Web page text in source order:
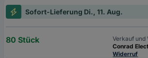
Sofort-Lieferung Di., 11. Aug.
80 Stück
Verkauf und
Conrad
Widerruf